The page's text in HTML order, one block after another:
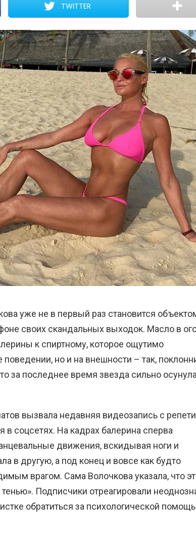
TWITTER
уже не в первый раз становится
своих скандальных выходок. Масло в
к спиртному, которое ощутимо
поведении, но и на внешности – так,
за последнее время звезда сильно
вызвала недавняя видеозапись с
в соцсетях. На кадрах балерина сперва
движения, вскидывая ноги и
в другую, а под конец и вовсе как будто
врагом. Сама Волочкова указала, что
Подписчики отреагировали
обратиться за психологической